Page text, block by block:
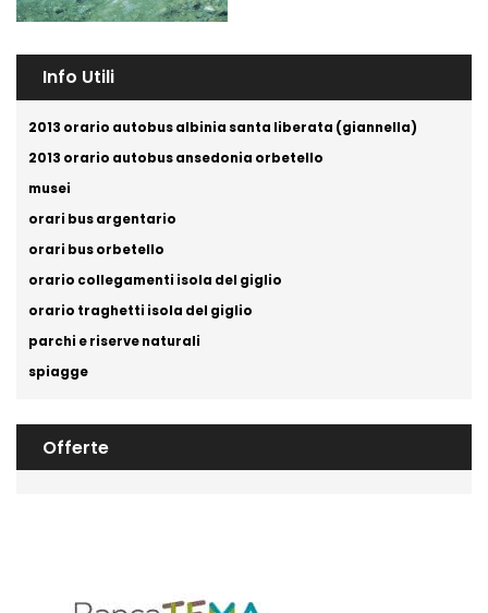
Info Utili
2013 orario autobus albinia santa liberata (giannella)
2013 orario autobus ansedonia orbetello
musei
orari bus argentario
orari bus orbetello
orario collegamenti isola del giglio
orario traghetti isola del giglio
parchi e riserve naturali
spiagge
Offerte